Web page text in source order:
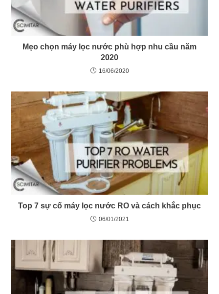
Mẹo chọn máy lọc nước phù hợp nhu cầu năm
2020
16/06/2020
Top 7 sự cố máy lọc nước RO và cách khắc phục
06/01/2021